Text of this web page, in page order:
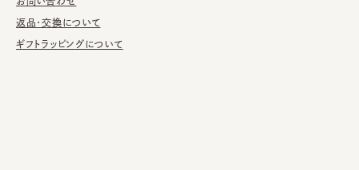
です。
洗濯不可。汚れにつきましては、帽子が汚れてしまう前の対策と
返品・交換について
ギフトラッピングについて